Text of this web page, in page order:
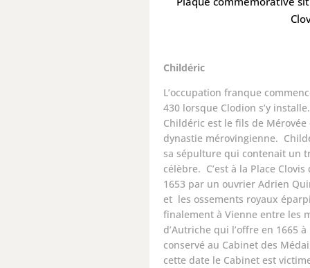
Childéric
L’occupation franque
430 lorsque Clodion s’y installe.
Childéric est le fils de
dynastie mérovingienne.
sa sépulture qui contenait un
célèbre. C’est à la Place
1653 par un ouvrier Adrien
et les ossements royaux
finalement à Vienne entre les
d’Autriche qui l’offre en 1665 à
conservé au Cabinet des
cette date le Cabinet est